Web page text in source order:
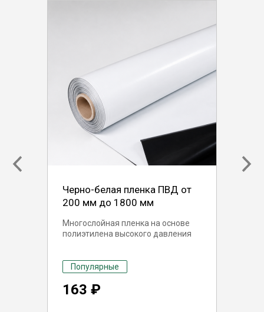
Черно-белая пленка ПВД от
200 мм до 1800 мм
Многослойная пленка на основе
полиэтилена высокого давления
Популярные
163 ₽